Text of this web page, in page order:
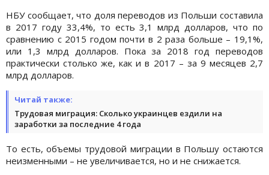
НБУ сообщает, что доля переводов из Польши составила
в 2017 году 33,4%, то есть 3,1 млрд долларов, что по
сравнению с 2015 годом почти в 2 раза больше – 19,1%,
или 1,3 млрд долларов. Пока за 2018 год переводов
практически столько же, как и в 2017 – за 9 месяцев 2,7
млрд долларов.
Читай также:
Трудовая миграция: Сколько украинцев ездили на
заработки за последние 4 года
То есть, объемы трудовой миграции в Польшу остаются
неизменными – не увеличивается, но и не снижается.